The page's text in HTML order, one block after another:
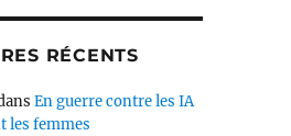
RÉCENTS
En guerre contre les IA
les femmes